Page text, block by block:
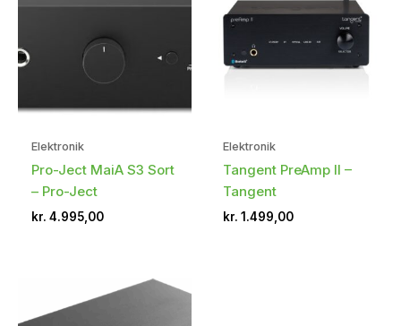
Elektronik
Pro-Ject MaiA S3 Sort
– Pro-Ject
kr. 4.995,00
Elektronik
Tangent PreAmp II –
Tangent
kr. 1.499,00